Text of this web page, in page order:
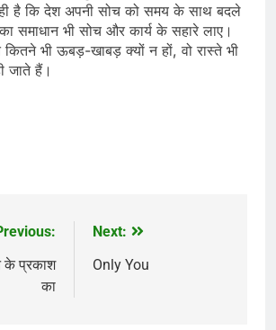
है कि देश अपनी सोच को समय के साथ बदले
समाधान भी सोच और कार्य के सहारे लाए।
भी ऊबड़-खाबड़ क्‍यों न हों, वो रास्ते भी
जाते हैं।
के प्रकाश
का
Next:
Only You